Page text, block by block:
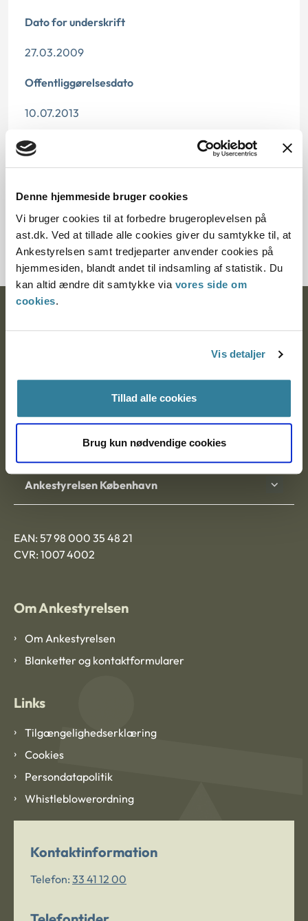
Denne hjemmeside bruger cookies
Vi bruger cookies til at forbedre brugeroplevelsen på
ast.dk. Ved at tillade alle cookies giver du samtykke til, at
Ankestyrelsen samt tredjeparter anvender cookies på
hjemmesiden, blandt andet til indsamling af statistik. Du
kan altid ændre dit samtykke via vores side om
cookies.
Vis detaljer
Tillad alle cookies
Brug kun nødvendige cookies
Dato for underskrift
27.03.2009
Offentliggørelsesdato
10.07.2013
Paragraf
Journalnummer
2000480-08
Ankestyrelsen Aalborg
Ankestyrelsen København
EAN: 57 98 000 35 48 21
CVR: 1007 4002
Om Ankestyrelsen
Om Ankestyrelsen
Blanketter og kontaktformularer
Links
Tilgængelighedserklæring
Cookies
Persondatapolitik
Whistleblowerordning
Kontaktinformation
Telefon: 33 41 12 00